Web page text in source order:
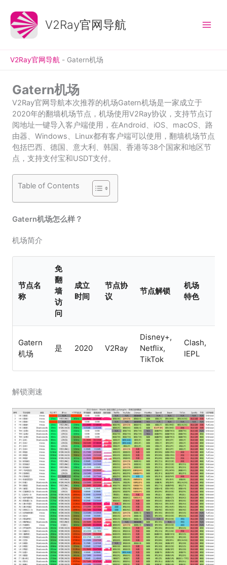
V2Ray官网导航
V2Ray官网导航 - Gatern机场
Gatern机场
V2Ray官网导航本次推荐的机场Gatern机场是一家成立于
2020年的翻墙机场节点，机场使用V2Ray协议，支持节点订
阅地址一键导入客户端使用，在Android、iOS、macOS、路
由器、Windows、Linux都有客户端可以使用，翻墙机场节点
包括巴西、德国、意大利、韩国、香港等38个国家和地区节
点，支持支付宝和USDT支付。
Table of Contents
Gatern机场怎么样？
机场简介
节点名
称
免
翻
墙
访
问
成立
时间
节点协
议
节点解锁
机场
特色
Gatern
机场
是 2020 V2Ray
Disney+,
Netflix,
TikTok
Clash,
IEPL
解锁测速